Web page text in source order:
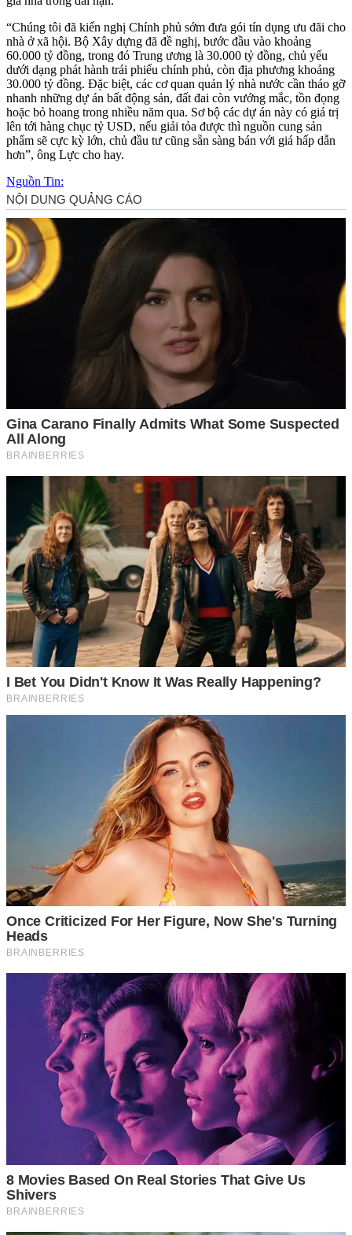
“Chúng tôi đã kiến nghị Chính phủ sớm đưa gói tín dụng ưu đãi cho
nhà ở xã hội. Bộ Xây dựng đã đề nghị, bước đầu vào khoảng
60.000 tỷ đồng, trong đó Trung ương là 30.000 tỷ đồng, chủ yếu
dưới dạng phát hành trái phiếu chính phủ, còn địa phương khoảng
30.000 tỷ đồng. Đặc biệt, các cơ quan quản lý nhà nước cần tháo gỡ
nhanh những dự án bất động sản, đất đai còn vướng mắc, tồn đọng
hoặc bỏ hoang trong nhiều năm qua. Sơ bộ các dự án này có giá trị
lên tới hàng chục tỷ USD, nếu giải tỏa được thì nguồn cung sản
phẩm sẽ cực kỳ lớn, chủ đầu tư cũng sẵn sàng bán với giá hấp dẫn
hơn”, ông Lực cho hay.
Nguồn Tin: